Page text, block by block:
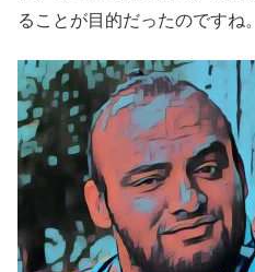
ることが目的だったのですね。